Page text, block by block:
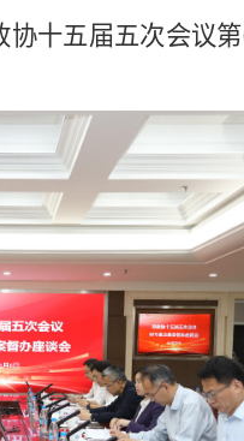
十五届五次会议